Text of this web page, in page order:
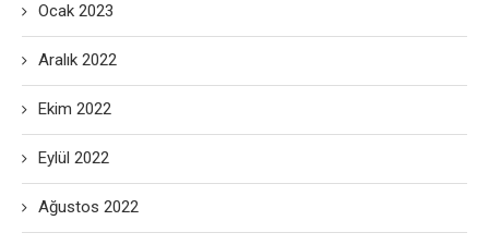
Ocak 2023
Aralık 2022
Ekim 2022
Eylül 2022
Ağustos 2022